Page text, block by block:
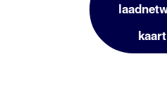
kaart